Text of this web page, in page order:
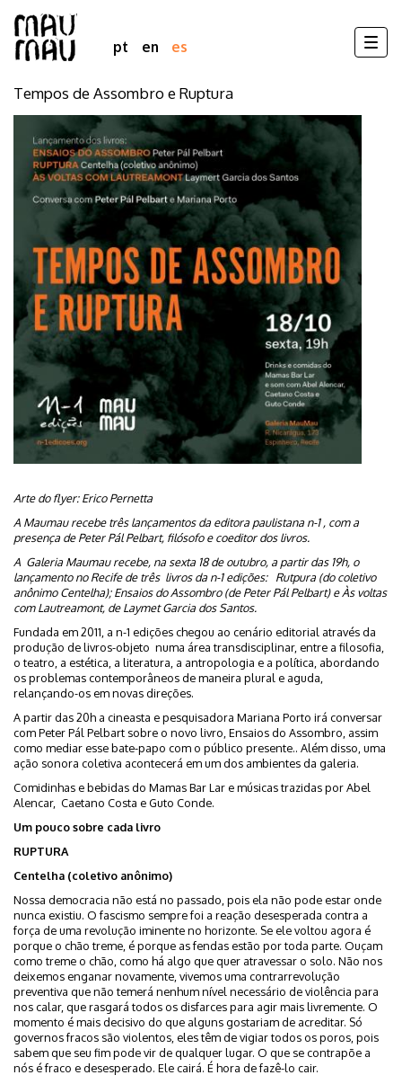
Pasar
principal
pt en es
Tempos de Assombro e Ruptura
Arte do flyer: Erico Pernetta
A Maumau recebe três lançamentos da editora paulistana n-1 , com a
presença de Peter Pál Pelbart, filósofo e coeditor dos livros.
A Galeria Maumau recebe, na sexta 18 de outubro, a partir das 19h, o
lançamento no Recife de três livros da n-1 edições: Rutpura (do coletivo
anônimo Centelha); Ensaios do Assombro (de Peter Pál Pelbart) e Às voltas
com Lautreamont, de Laymet Garcia dos Santos.
Fundada em 2011, a n-1 edições chegou ao cenário editorial através da
produção de livros-objeto numa área transdisciplinar, entre a filosofia,
o teatro, a estética, a literatura, a antropologia e a política, abordando
os problemas contemporâneos de maneira plural e aguda,
relançando-os em novas direções.
A partir das 20h a cineasta e pesquisadora Mariana Porto irá conversar
com Peter Pál Pelbart sobre o novo livro, Ensaios do Assombro, assim
como mediar esse bate-papo com o público presente.. Além disso, uma
ação sonora coletiva acontecerá em um dos ambientes da galeria.
Comidinhas e bebidas do Mamas Bar Lar e músicas trazidas por Abel
Alencar, Caetano Costa e Guto Conde.
Um pouco sobre cada livro
RUPTURA
Centelha (coletivo anônimo)
Nossa democracia não está no passado, pois ela não pode estar onde
nunca existiu. O fascismo sempre foi a reação desesperada contra a
força de uma revolução iminente no horizonte. Se ele voltou agora é
porque o chão treme, é porque as fendas estão por toda parte. Ouçam
como treme o chão, como há algo que quer atravessar o solo. Não nos
deixemos enganar novamente, vivemos uma contrarrevolução
preventiva que não temerá nenhum nível necessário de violência para
nos calar, que rasgará todos os disfarces para agir mais livremente. O
momento é mais decisivo do que alguns gostariam de acreditar. Só
governos fracos são violentos, eles têm de vigiar todos os poros, pois
sabem que seu fim pode vir de qualquer lugar. O que se contrapõe a
nós é fraco e desesperado. Ele cairá. É hora de fazê-lo cair.